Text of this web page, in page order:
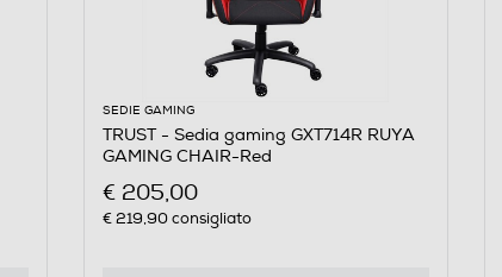
SEDIE GAMING
TRUST - Sedia gaming GXT714R RUYA
GAMING CHAIR-Red
€ 205,00
€ 219,90consigliato